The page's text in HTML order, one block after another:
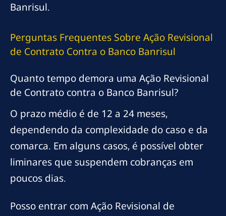
Banrisul.
Perguntas Frequentes Sobre Ação Revisional
de Contrato Contra o Banco Banrisul
Quanto tempo demora uma Ação Revisional
de Contrato contra o Banco Banrisul?
O prazo médio é de 12 a 24 meses,
dependendo da complexidade do caso e da
comarca. Em alguns casos, é possível obter
liminares que suspendem cobranças em
poucos dias.
Posso entrar com Ação Revisional de